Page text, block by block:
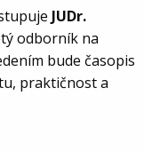
JUDr.
odborník na
bude časopis
praktičnost a